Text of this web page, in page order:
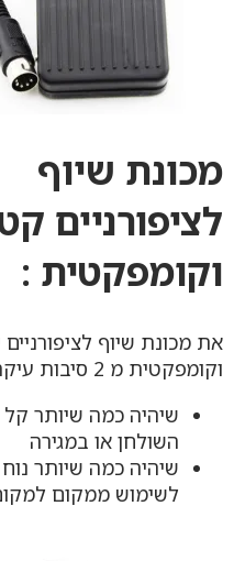
מכונת שיוף
לציפורניים
וקומפקטית :
את מכונת שיוף
וקומפקטית מ 2 סיבות עיקריות:
שיהיה כמה שיותר
השולחן או במגירה
שיהיה כמה שיותר
לשימוש ממקום